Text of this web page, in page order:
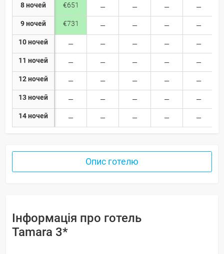
8 ночей
9 ночей
10 ночей
11 ночей
12 ночей
13 ночей
14 ночей
€651
€731
Опис готелю
Інформація про готель
Tamara 3*